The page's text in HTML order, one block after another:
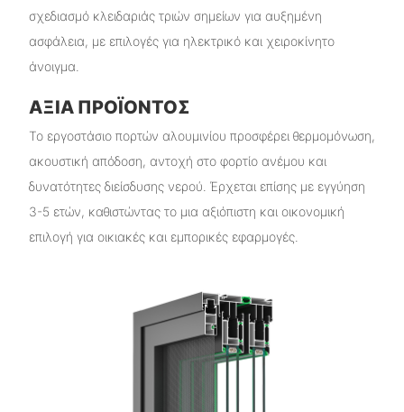
σχεδιασμό κλειδαριάς τριών σημείων για αυξημένη
ασφάλεια, με επιλογές για ηλεκτρικό και χειροκίνητο
άνοιγμα.
ΑΞΊΑ ΠΡΟΪΌΝΤΟΣ
Το εργοστάσιο πορτών αλουμινίου προσφέρει θερμομόνωση,
ακουστική απόδοση, αντοχή στο φορτίο ανέμου και
δυνατότητες διείσδυσης νερού. Έρχεται επίσης με εγγύηση
3-5 ετών, καθιστώντας το μια αξιόπιστη και οικονομική
επιλογή για οικιακές και εμπορικές εφαρμογές.